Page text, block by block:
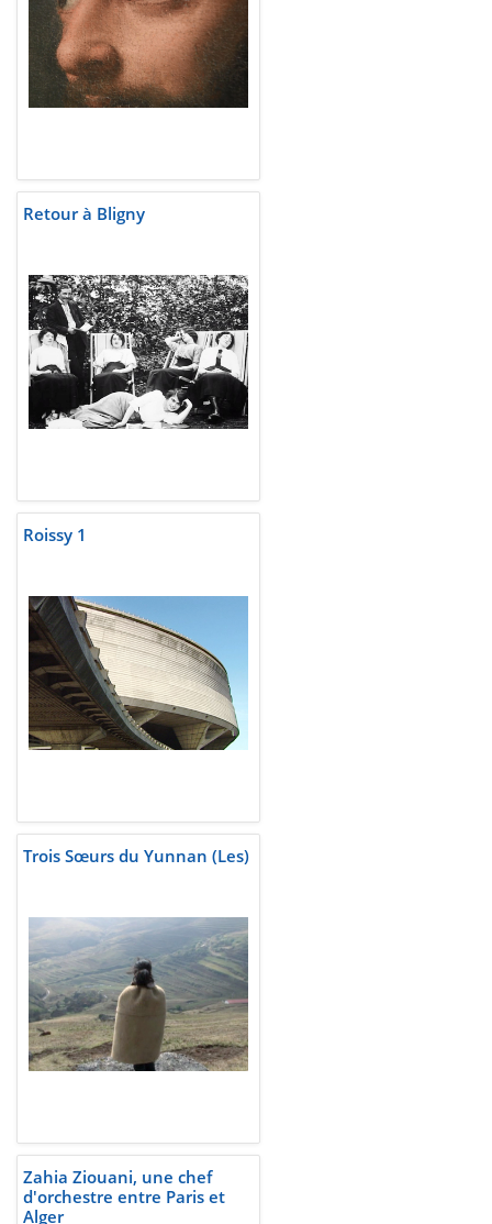
Retour à Bligny
Roissy 1
Trois Sœurs du Yunnan (Les)
Zahia Ziouani, une chef
d'orchestre entre Paris et
Alger